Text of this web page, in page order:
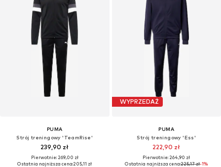
PUMA
Strój treningowy 'TeamRise'
239,90 zł
Pierwotnie: 269,00 zł
Ostatnia najniższa cena:205,11 zł
WYPRZEDAŻ
PUMA
Strój treningowy 'Ess'
222,90 zł
Pierwotnie: 264,90 zł
Ostatnia najniższa cena:225,17 zł-1%